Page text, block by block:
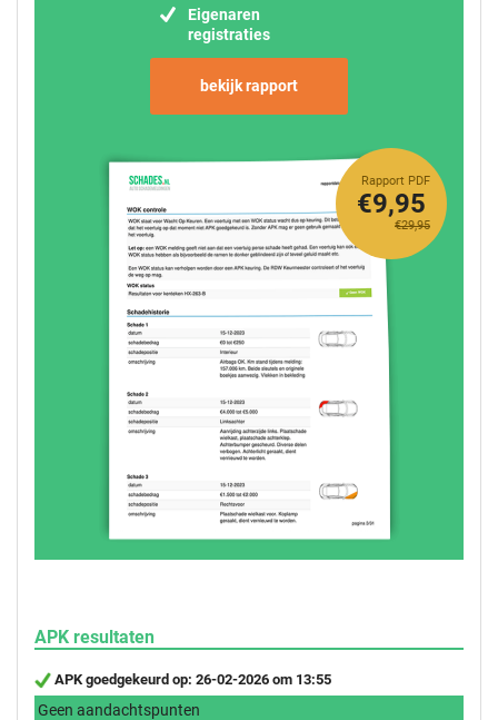
Eigenaren
registraties
bekijk rapport
Rapport PDF
€29,95
€9,95
APK resultaten
APK goedgekeurd op: 26-02-2026 om 13:55
Geen aandachtspunten